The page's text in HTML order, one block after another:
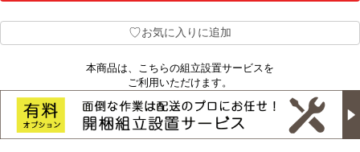
♡お気に入りに追加
本商品は、こちらの組立設置サービスを
ご利用いただけます。